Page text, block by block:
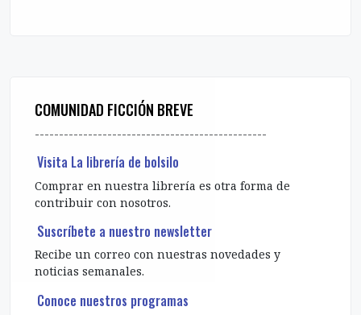
COMUNIDAD FICCIÓN BREVE
------------------------------------------------
Visita La librería de bolsilo
Comprar en nuestra librería es otra forma de
contribuir con nosotros.
Suscríbete a nuestro newsletter
Recibe un correo con nuestras novedades y
noticias semanales.
Conoce nuestros programas